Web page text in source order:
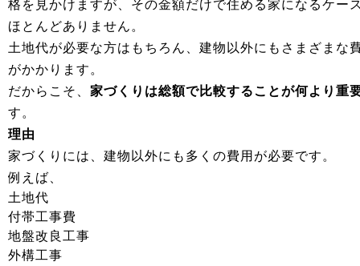
格を見かけますが、その金額だけで住める家になるケー
ほとんどありません。
土地代が必要な方はもちろん、建物以外にもさまざまな
がかかります。
だからこそ、 家づくりは総額で比較することが何より重
す。
理由
家づくりには、建物以外にも多くの費用が必要です。
例えば、
土地代
付帯工事費
地盤改良工事
外構工事